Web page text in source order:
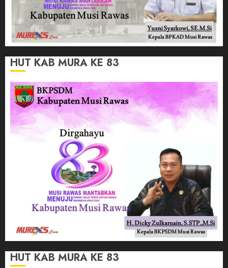
HUT KAB MURA KE 83
HUT KAB MURA KE 83